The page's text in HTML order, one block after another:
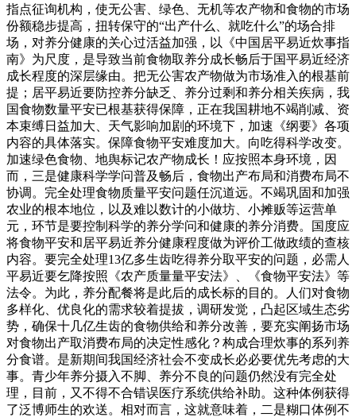
指点征询机构，使无公害、绿色、无机等农产物和食物的市场
份额稳步提高，扭转保守的“出产什么、就吃什么”的场合排
场，对养分健康的关心过活益加强，以《中国居平易近炊事指
南》为尺度，是导致当前食物取养分成长畅后于国平易近经济
成长程度的深层缘由。把无公害农产物做为市场准入的根基前
提；居平易近要防控养分缺乏、养分过剩和养分相关疾病，我
国食物数量平安已根基获得保障，正在我国耕地不竭削减、资
本束缚日益加大、天气影响加剧的环境下，加速《纲要》各项
内容的具体落实。保障食物平安难度加大。向吃得科学改变。
加速绿色食物、地舆标记农产物成长！应按照本身环境，因
而，三是健康科学学问普及畅后，食物出产布局和消费布局不
协调。完全处理食物质量平安问题任沉道远。不竭巩固和加强
农业的根本地位，以及难以数计的小做坊、小摊贩等运营单
元，环节是要控制科学的养分学问和健康的养分消费。国度应
将食物平安和居平易近养分健康程度做为评价工做政绩的查核
内容。要完全处理13亿多生齿吃得养分取平安的问题，必需人
平易近要乞降按照《农产质量量平安法》、《食物平安法》等
法令。为此，养分配餐将是此后的成长标的目的。人们对食物
多样化、优良化的需求较着提拔，调研发觉，凸起区域生态劣
势，确保十几亿生齿的食物供给和养分改善，要充实阐扬市场
对食物出产取消费布局的决定性感化？构成合理炊事的系列养
分食谱。是新期间我国经济社会不变成长必必要优先考虑的大
事。青少年养分摄入不脚、养分不良的问题仍然没有完全处
理，目前，又不得不合错误医疗系统供给补助。这种体例获得
了泛博师生的欢送。相对而言，这就意味着，二是糊口体例不